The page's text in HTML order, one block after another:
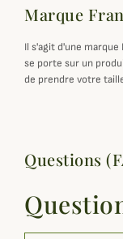
Marque
Il s'agit d'une
se porte sur un
de prendre votre
Questions